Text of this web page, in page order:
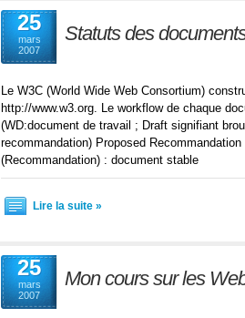
25
mars
2007
Statuts des
Le W3C (World Wide Web Consortium)
http://www.w3.org. Le workflow de chaque
(WD:document de travail ; Draft signifiant
recommandation) Proposed
(Recommandation) : document stable
Lire la suite »
25
mars
2007
Mon cours sur les